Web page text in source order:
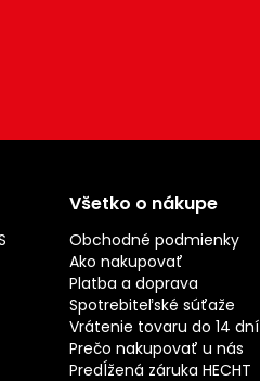
Všetko o nákupe
Obchodné podmienky
Ako nakupovať
Platba a doprava
Spotrebiteľské súťaže
Vrátenie tovaru do 14 dní
Prečo nakupovať u nás
Predĺžená záruka HECHT